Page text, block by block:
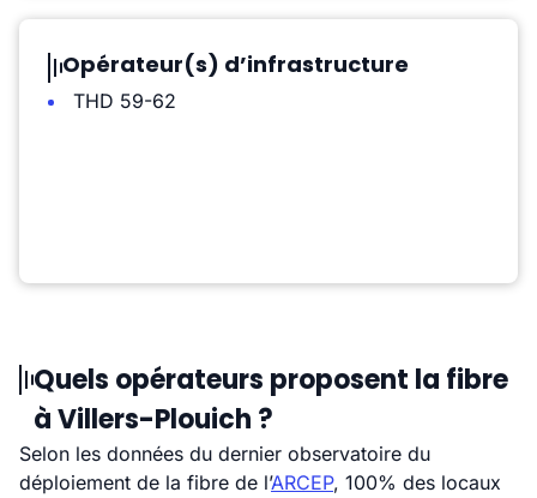
Opérateur(s) d’infrastructure
THD 59-62
Quels opérateurs proposent la fibre
à Villers-Plouich ?
Selon les données du dernier observatoire du
déploiement de la fibre de l’ARCEP, 100% des locaux